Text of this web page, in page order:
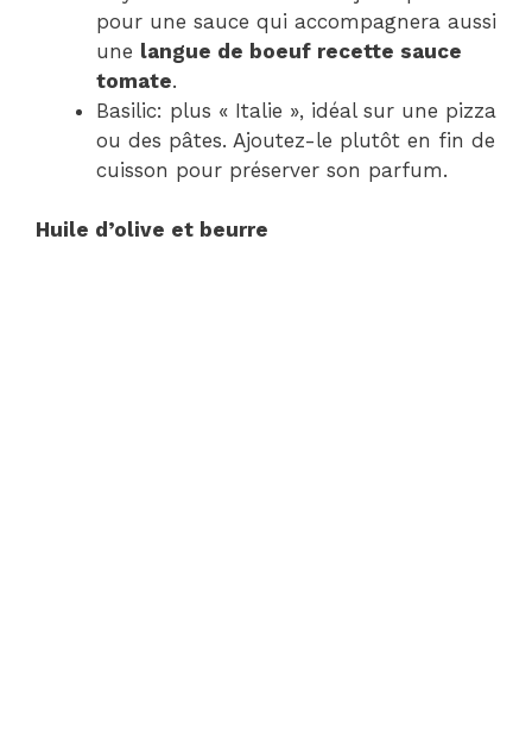
pour une sauce qui accompagnera aussi
une langue de boeuf recette sauce
tomate.
Basilic: plus « Italie », idéal sur une pizza
ou des pâtes. Ajoutez-le plutôt en fin de
cuisson pour préserver son parfum.
Huile d’olive et beurre